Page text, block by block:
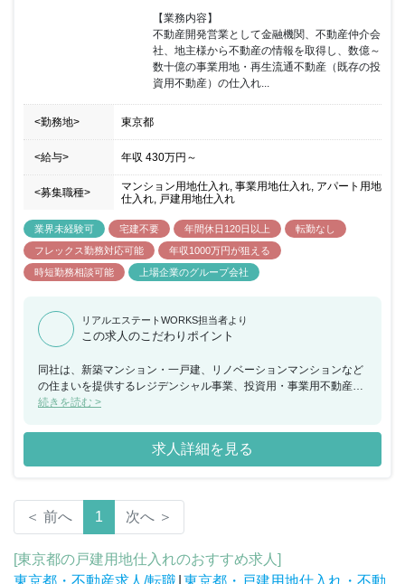
【業務内容】
不動産開発営業として金融機関、不動産仲介会
社、地主様から不動産の情報を取得し、数億～
数十億の事業用地・再生流通不動産（既存の投
資用不動産）の仕入れ...
<勤務地> 東京都
<給与> 年収 430万円 ～
<募集職種>
マンション用地仕入れ, 事業用地仕入れ, アパート用地
仕入れ, 戸建用地仕入れ
業界未経験可 宅建不要 年間休日120日以上
転勤なし
フレックス勤務対応可能
年収1000万円が狙える
時短勤務相談可能
上場企業のグループ会社
リアルエステートWORKS担当者より
この求人のこだわりポイント
同社は、新築マンション・一戸建、リノベーションマンションなど
の住まいを提供するレジデンシャル事業、投資用・事業用不動産の
開発・仲介・賃貸管理などを行うソリューション事業、インバウン
アパートメントホテルの開発・運営を行う宿泊事業を中心に展開し
ています。今回、不動産開発営業として数億～数十億の事業用地・
再生流通不動産（既存の投資用不動産）の仕入れに携わっていただ
ており、1課あたり5名程度の課の一員として業務をご担当いただき
ます。マンション用地に限らず、戸建・オフィスビル・ホテルなど
幅広いビルディングタイプの用地取得に携わることができます。数
十億にもなる大型プロジェクトの仕入れ部門のリーダーとして社
内・社外を巻き込んでご活躍いただくことを期待しています。総合
続きを読む >
求人詳細を見る
＜ 前へ 1 次へ ＞
[東京都の戸建用地仕入れのおすすめ求人]
東京都・不動産求人/転職 東京都・戸建用地仕入れ・不動